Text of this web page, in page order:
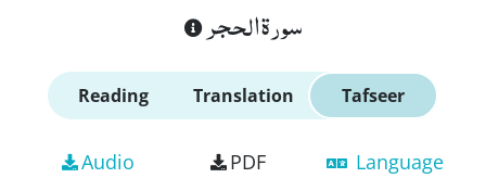
سورة الحجر
Reading Translation Tafseer
Audio PDF Language